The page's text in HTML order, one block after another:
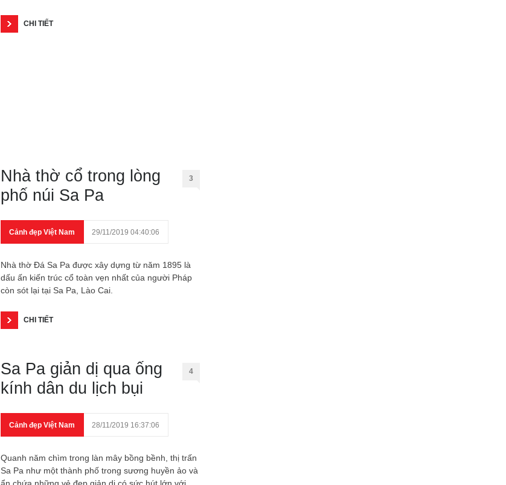
CHI TIẾT
Nhà thờ cổ trong lòng
phố núi Sa Pa
3
Cảnh đẹp Việt Nam 29/11/2019 04:40:06
Nhà thờ Đá Sa Pa được xây dựng từ năm 1895 là
dấu ấn kiến trúc cổ toàn vẹn nhất của người Pháp
còn sót lại tại Sa Pa, Lào Cai.
CHI TIẾT
Sa Pa giản dị qua ống
kính dân du lịch bụi
4
Cảnh đẹp Việt Nam 28/11/2019 16:37:06
Quanh năm chìm trong làn mây bồng bềnh, thị trấn
Sa Pa như một thành phố trong sương huyền ảo và